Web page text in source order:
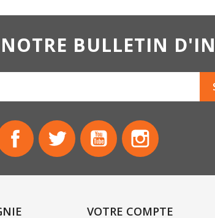
BULLETIN
Facebook Twitter YouTube
VOTRE COMPTE